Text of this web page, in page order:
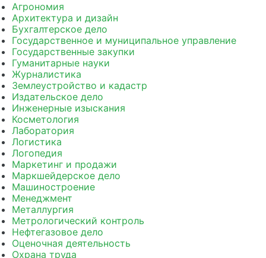
Агрономия
Архитектура и дизайн
Бухгалтерское дело
Государственное и муниципальное управление
Государственные закупки
Гуманитарные науки
Журналистика
Землеустройство и кадастр
Издательское дело
Инженерные изыскания
Косметология
Лаборатория
Логистика
Логопедия
Маркетинг и продажи
Маркшейдерское дело
Машиностроение
Менеджмент
Металлургия
Метрологический контроль
Нефтегазовое дело
Оценочная деятельность
Охрана труда